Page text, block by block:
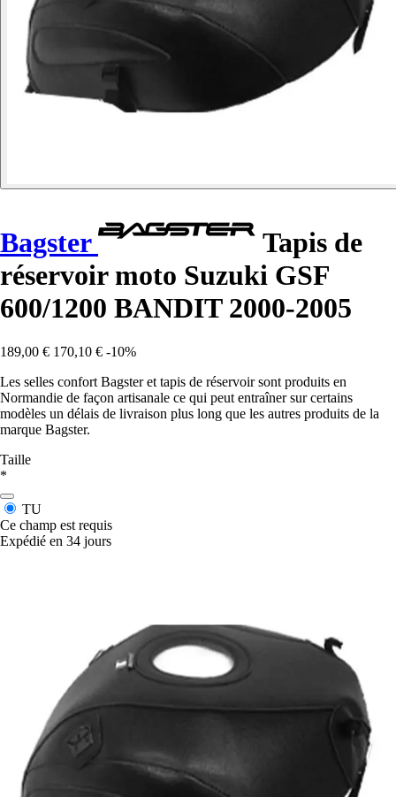
Bagster
Tapis de
réservoir moto Suzuki GSF
600/1200 BANDIT 2000-2005
189,00 € 170,10 € -10%
Les selles confort Bagster et tapis de réservoir sont produits en
Normandie de façon artisanale ce qui peut entraîner sur certains
modèles un délais de livraison plus long que les autres produits de la
marque Bagster.
Taille
*
TU
Ce champ est requis
Expédié en 34 jours